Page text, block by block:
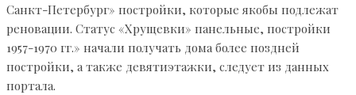
Санкт-Петербург» постройки, которые якобы подлежат
реновации. Статус «Хрущевки» панельные, постройки
1957-1970 гг.» начали получать дома более поздней
постройки, а также девятиэтажки, следует из данных
портала.